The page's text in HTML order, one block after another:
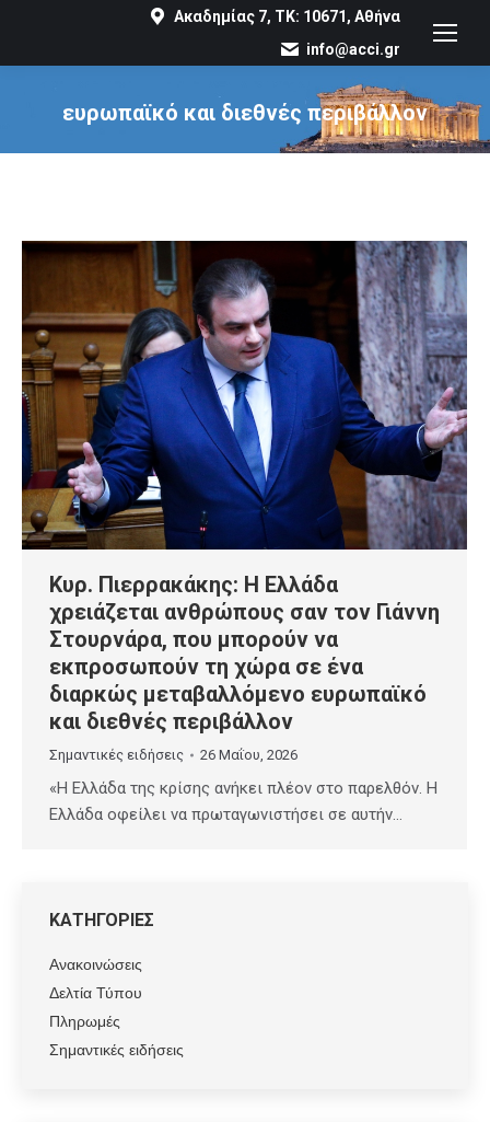
Ακαδημίας 7, ΤΚ: 10671, Αθήνα
info@acci.gr
ευρωπαϊκό και διεθνές περιβάλλον
You are here:
Κυρ. Πιερρακάκης: Η Ελλάδα
χρειάζεται ανθρώπους σαν τον Γιάννη
Στουρνάρα, που μπορούν να
εκπροσωπούν τη χώρα σε ένα
διαρκώς μεταβαλλόμενο ευρωπαϊκό
και διεθνές περιβάλλον
Σημαντικές ειδήσεις 26 Μαΐου, 2026
«Η Ελλάδα της κρίσης ανήκει πλέον στο παρελθόν. Η
Ελλάδα οφείλει να πρωταγωνιστήσει σε αυτήν…
ΚΑΤΗΓΟΡΙΕΣ
Ανακοινώσεις
Δελτία Τύπου
Πληρωμές
Σημαντικές ειδήσεις